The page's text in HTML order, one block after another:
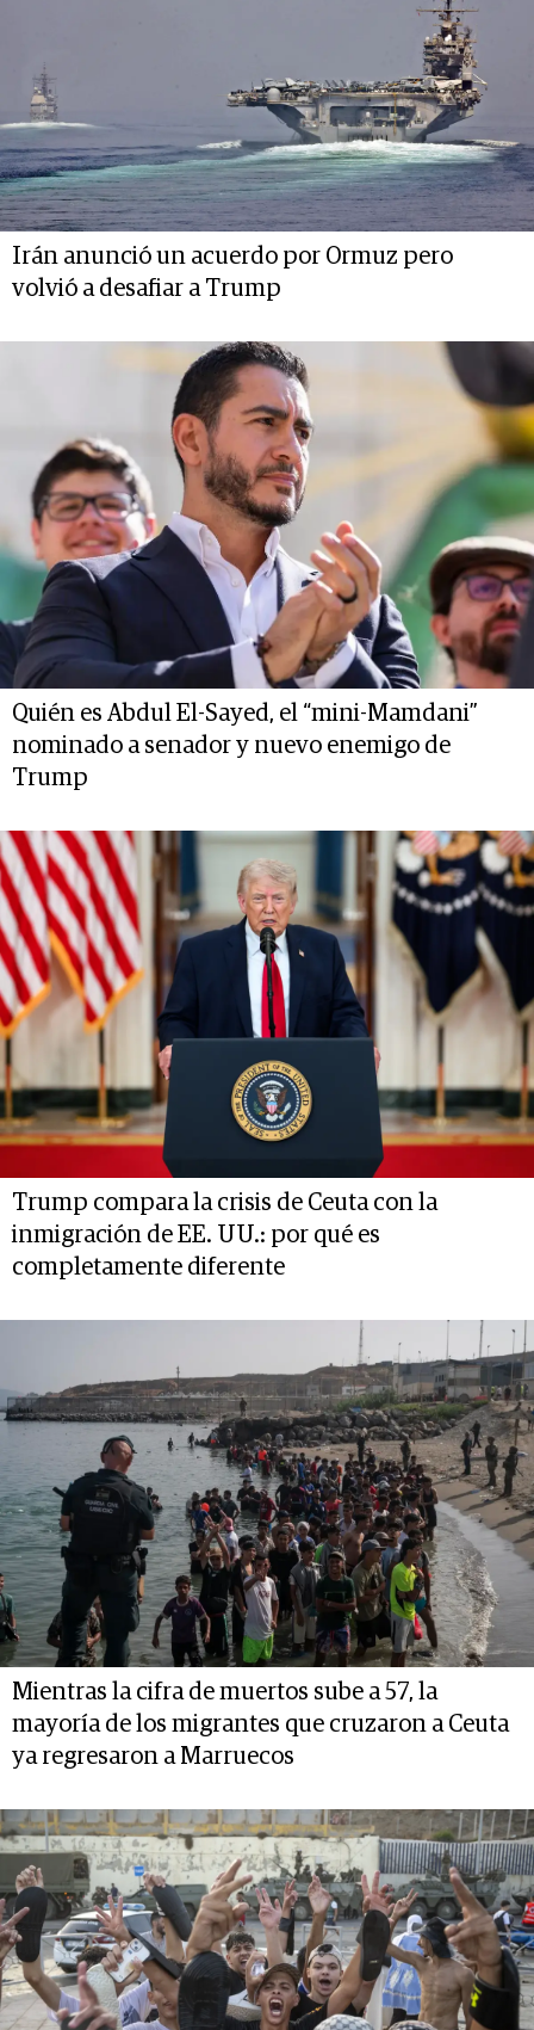
Irán anunció un acuerdo por Ormuz pero
volvió a desafiar a Trump
Quién es Abdul El-Sayed, el “mini-Mamdani”
nominado a senador y nuevo enemigo de
Trump
Trump compara la crisis de Ceuta con la
inmigración de EE. UU.: por qué es
completamente diferente
Mientras la cifra de muertos sube a 57, la
mayoría de los migrantes que cruzaron a Ceuta
ya regresaron a Marruecos